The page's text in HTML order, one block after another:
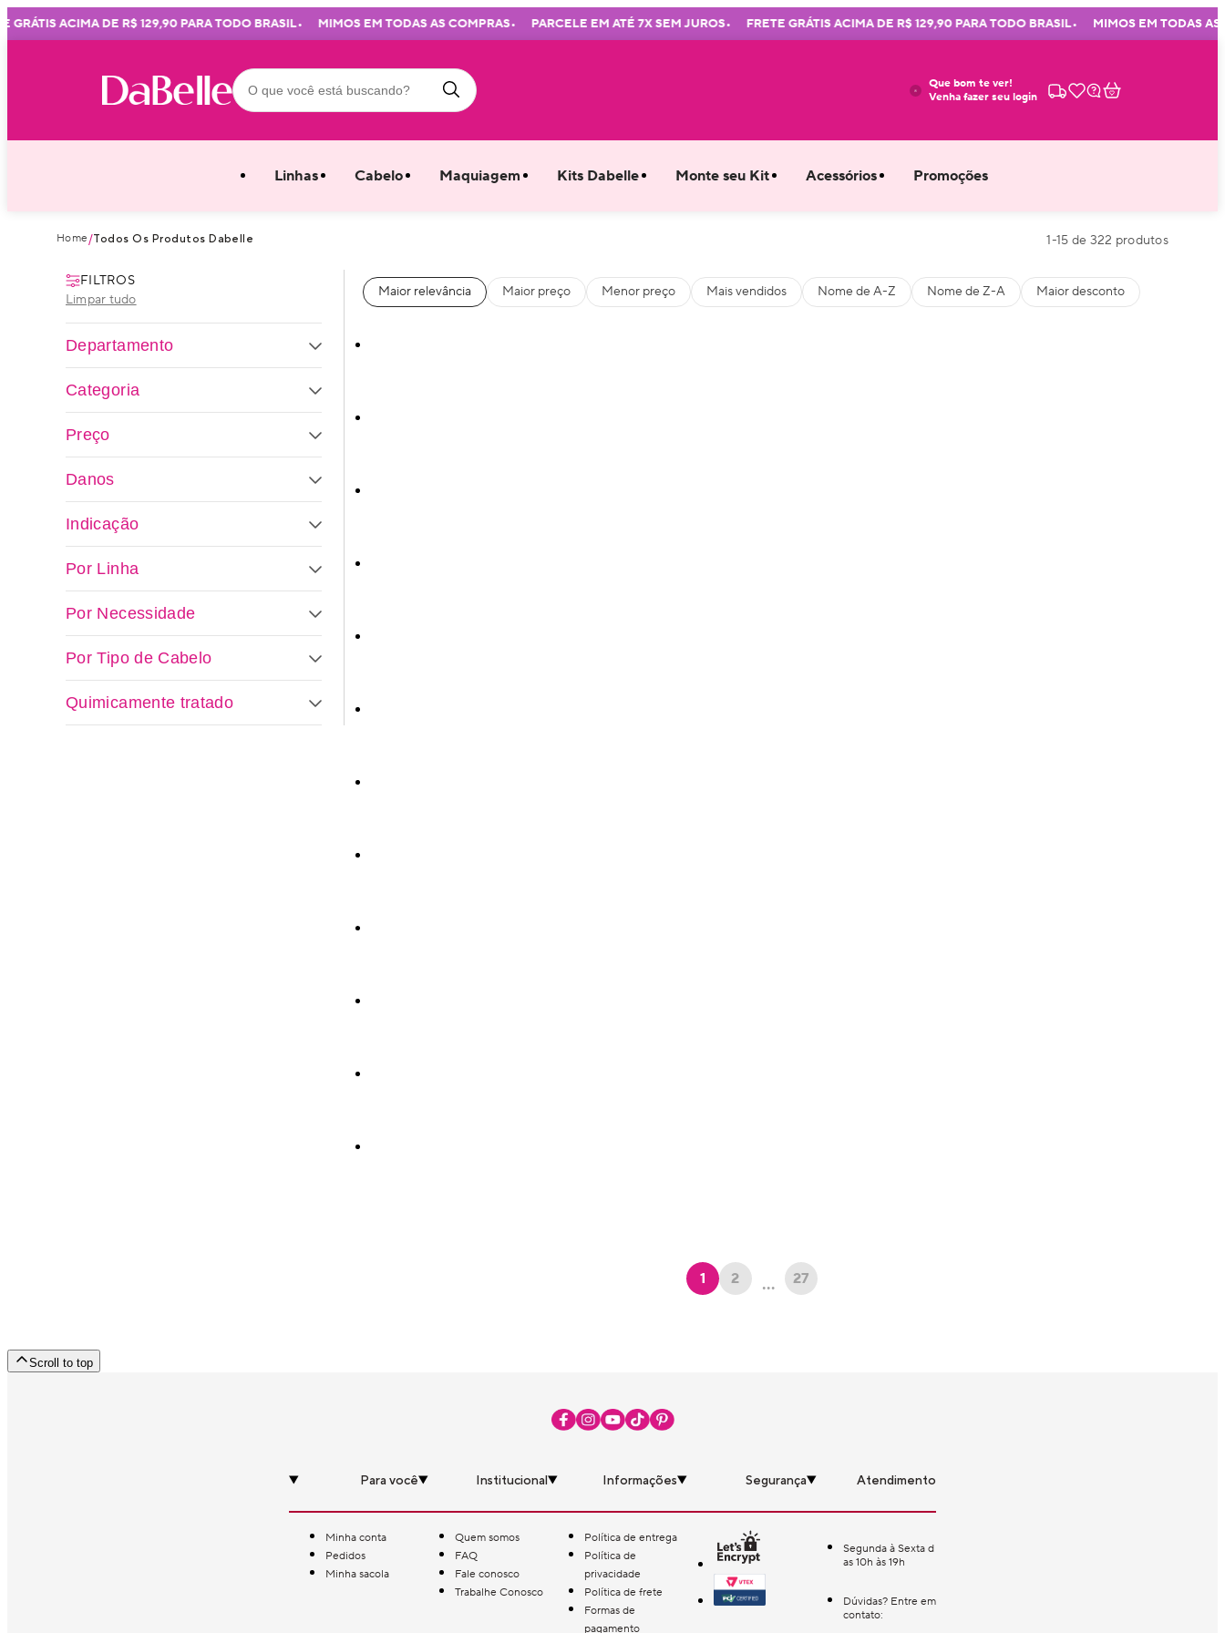
ACIMA DE R$ 129,90 PARA TODO BRASIL• MIMOS EM TODAS AS COMPRAS• PARCELE EM ATÉ 7X SEM JUROS• FRETE GRÁTIS ACIMA DE R$ 129,90 PARA TODO BRASIL• MIMOS EM TODAS AS
Que bom te ver!
Venha fazer seu login
Linhas Cabelo Maquiagem Kits Dabelle Monte seu Kit Acessórios Promoções
Home /Todos Os Produtos Dabelle 1-15 de 322 produtos
FILTROS
Limpar tudo
Departamento
Categoria
Preço
Danos
Indicação
Por Linha
Por Necessidade
Por Tipo de Cabelo
Quimicamente tratado
Maior relevância Maior preço Menor preço Mais vendidos Nome de A-Z Nome de Z-A Maior desconto
1 2 … 27
Scroll to top
Para você
Minha conta
Pedidos
Minha sacola
Institucional
Quem somos
FAQ
Fale conosco
Trabalhe Conosco
Informações
Política de entrega
Política de
privacidade
Política de frete
Formas de
pagamento
Segurança Atendimento
Segunda à Sexta d
as 10h às 19h
Dúvidas? Entre em
contato: